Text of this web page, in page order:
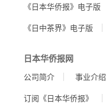
《日本华侨报》电子版
《日中茶界》电子版
日本华侨报网
公司简介 事业介绍
订阅《日本华侨报》